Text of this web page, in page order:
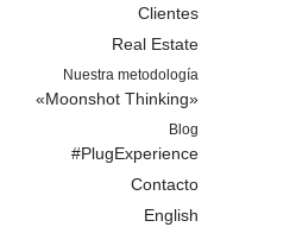
Clientes
Real Estate
Nuestra metodología
«Moonshot Thinking»
Blog
#PlugExperience
Contacto
English